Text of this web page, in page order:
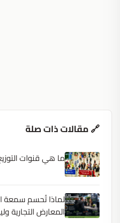
🔗 مقالات ذات صلة
ما هي قنوات
المعارض التجارية